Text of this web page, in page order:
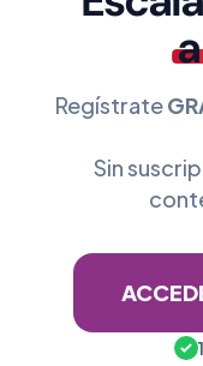
Regístrate
Sin